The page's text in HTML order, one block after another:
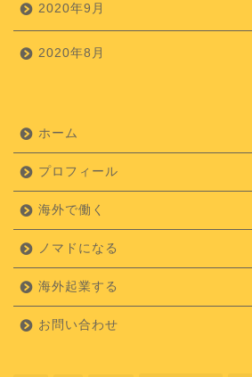
2020年9月
2020年8月
ホーム
プロフィール
海外で働く
ノマドになる
海外起業する
お問い合わせ